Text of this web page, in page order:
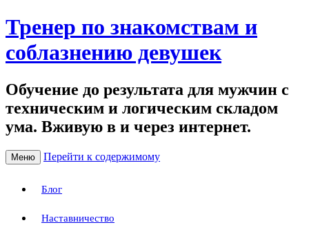
Тренер по знакомствам и
соблазнению девушек
Обучение до результата для мужчин с
техническим и логическим складом
ума. Вживую в и через интернет.
Меню Перейти к содержимому
Блог
Наставничество